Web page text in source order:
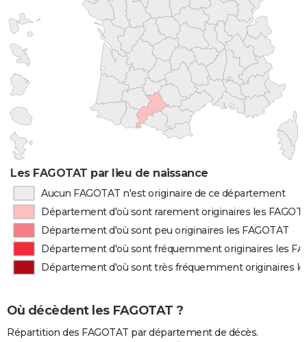
Les FAGOTAT par lieu de naissance
Aucun FAGOTAT n'est originaire de ce département
Département d'où sont rarement originaires les
Département d'où sont peu originaires les FAGOTAT
Département d'où sont fréquemment originaires les
Département d'où sont très fréquemment originaires
Où décèdent les FAGOTAT ?
Répartition des FAGOTAT par département de décès.